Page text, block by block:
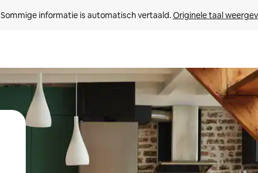
Sommige informatie is automatisch vertaald. Originele taal